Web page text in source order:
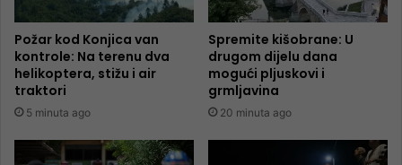
Požar kod Konjica van
kontrole: Na terenu dva
helikoptera, stižu i air
traktori
5 minuta ago
Spremite kišobrane: U
drugom dijelu dana
mogući pljuskovi i
grmljavina
20 minuta ago